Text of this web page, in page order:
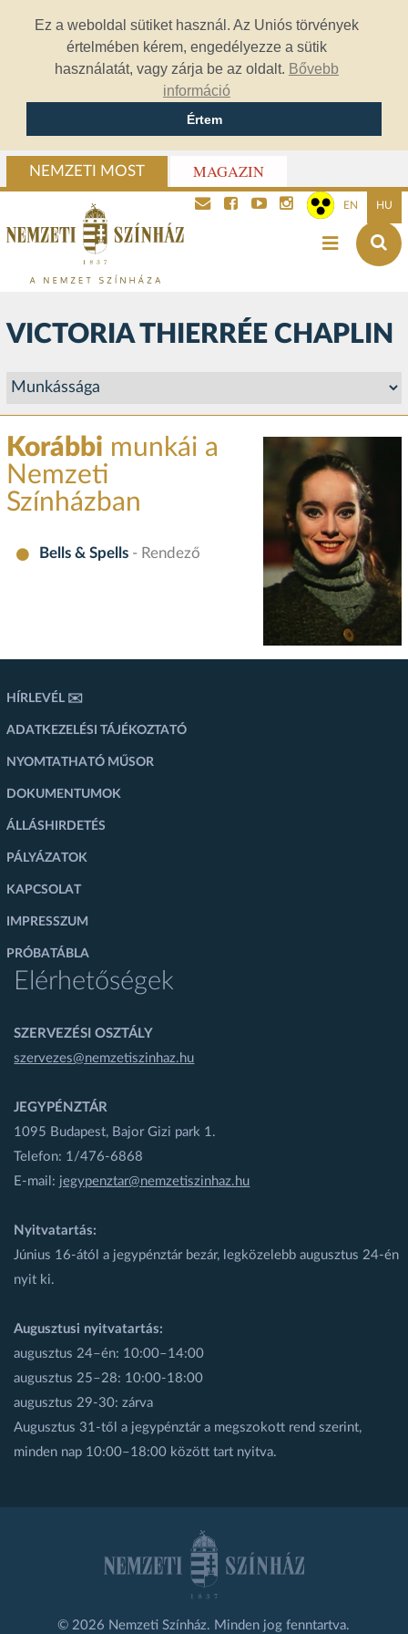
Ez a weboldal sütiket használ. Az Uniós törvények
értelmében kérem, engedélyezze a sütik
használatát, vagy zárja be az oldalt. Bővebb
információ
Értem
NEMZETI MOST MAGAZIN
EN HU
VICTORIA THIERRÉE CHAPLIN
Korábbi munkái a
Nemzeti
Színházban
Bells & Spells- Rendező
HÍRLEVÉL ✉️
ADATKEZELÉSI TÁJÉKOZTATÓ
NYOMTATHATÓ MŰSOR
DOKUMENTUMOK
ÁLLÁSHIRDETÉS
PÁLYÁZATOK
KAPCSOLAT
IMPRESSZUM
PRÓBATÁBLA
Elérhetőségek
SZERVEZÉSI OSZTÁLY
szervezes@nemzetiszinhaz.hu
JEGYPÉNZTÁR
1095 Budapest, Bajor Gizi park 1.
Telefon: 1/476-6868
E-mail: jegypenztar@nemzetiszinhaz.hu
Nyitvatartás:
Június 16-ától a jegypénztár bezár, legközelebb augusztus 24-én
nyit ki.
Augusztusi nyitvatartás:
augusztus 24–én: 10:00–14:00
augusztus 25–28: 10:00-18:00
augusztus 29-30: zárva
Augusztus 31-től a jegypénztár a megszokott rend szerint,
minden nap 10:00–18:00 között tart nyitva.
© 2026 Nemzeti Színház. Minden jog fenntartva.